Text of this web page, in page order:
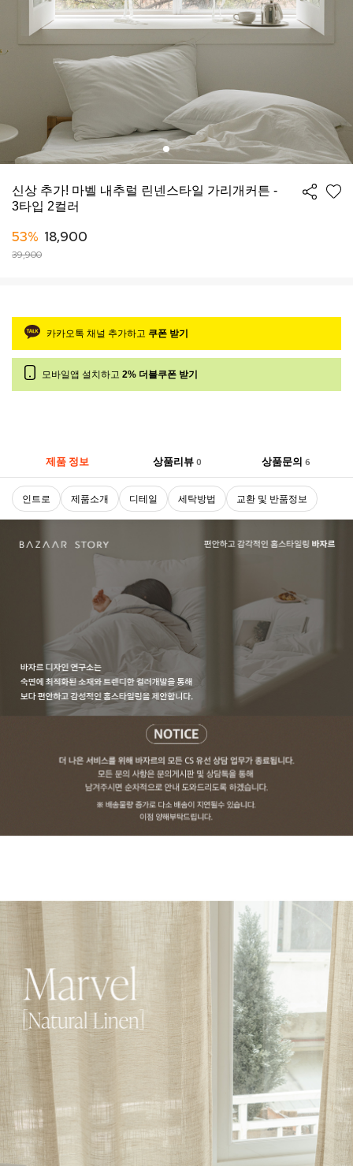
신상 추가! 마벨 내추럴 린넨스타일 가리개커튼 -
3타입 2컬러
53% 18,900
39,900
카카오톡 채널 추가하고 쿠폰 받기
모바일앱 설치하고 2% 더블쿠폰 받기
제품 정보 상품리뷰 0 상품문의6
인트로 제품소개 디테일 세탁방법 교환 및 반품정보